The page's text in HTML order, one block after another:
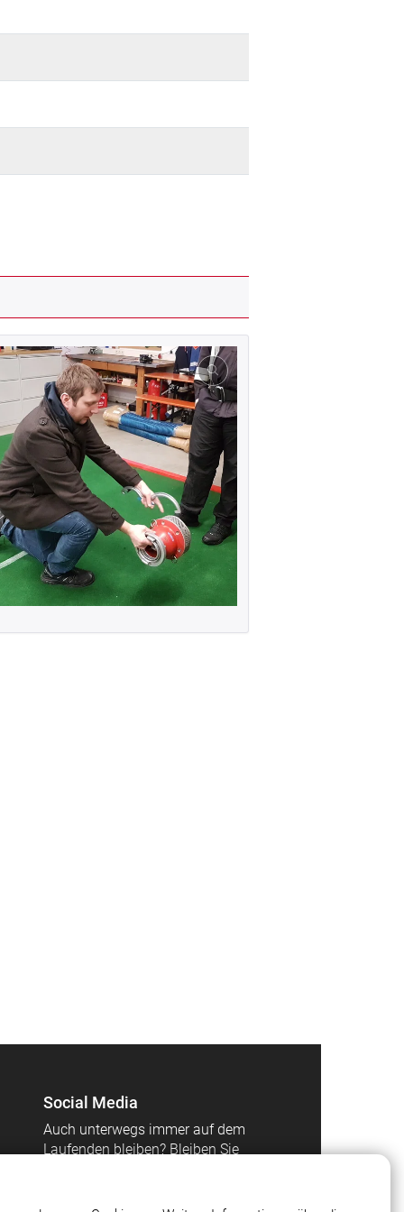
Social Media
Auch unterwegs immer auf dem
Laufenden bleiben? Bleiben Sie